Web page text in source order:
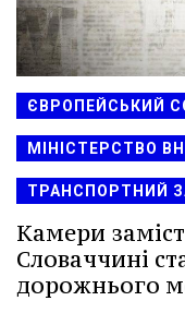
ЄВРОПЕЙСЬКИЙ
МІНІСТЕРСТВО
ТРАНСПОРТНИЙ
Камери
Словаччині
дорожнього